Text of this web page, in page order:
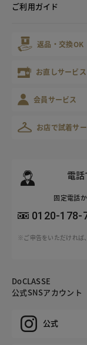
ご利用ガイド
返品・交換OK
お直しサービス
会員サービス
お店で試着サ
電
固定電話
0120-178-
※ご申告をいただければ
DoCLASSE
公式SNSアカウント
公式